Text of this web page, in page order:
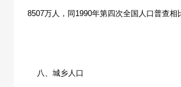
8507万人，同1990年第四次全国人口普查
八、城乡人口